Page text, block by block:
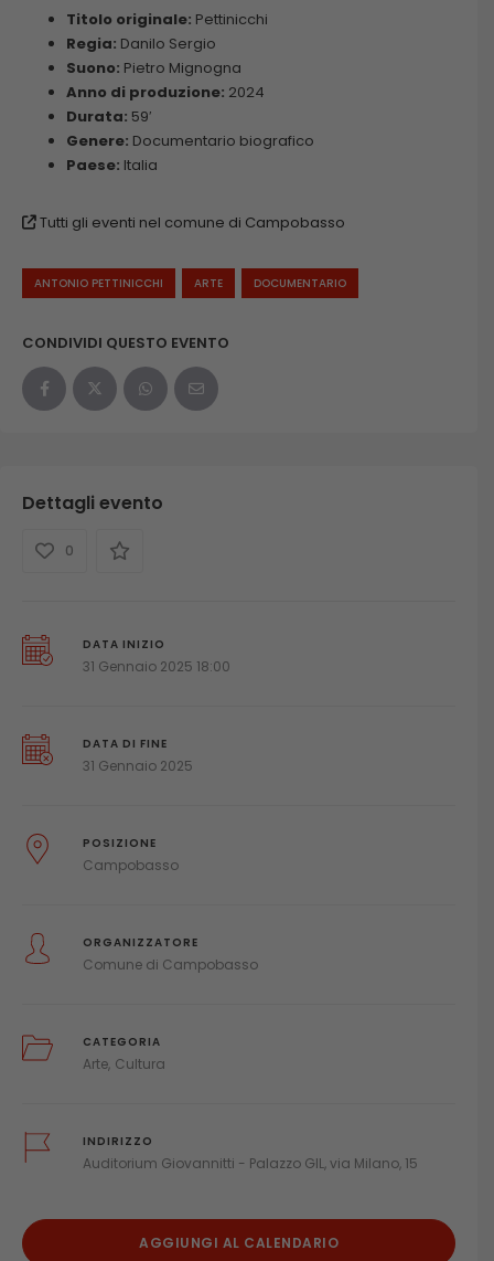
Titolo originale: Pettinicchi
Regia: Danilo Sergio
Suono: Pietro Mignogna
Anno di produzione: 2024
Durata: 59′
Genere: Documentario biografico
Paese: Italia
Tutti gli eventi nel comune di Campobasso
ANTONIO PETTINICCHI ARTE DOCUMENTARIO
CONDIVIDI QUESTO EVENTO
Dettagli evento
0
DATA INIZIO
31 Gennaio 2025 18:00
DATA DI FINE
31 Gennaio 2025
POSIZIONE
Campobasso
ORGANIZZATORE
Comune di Campobasso
CATEGORIA
Arte Cultura
INDIRIZZO
Auditorium Giovannitti - Palazzo GIL, via Milano, 15
AGGIUNGI AL CALENDARIO